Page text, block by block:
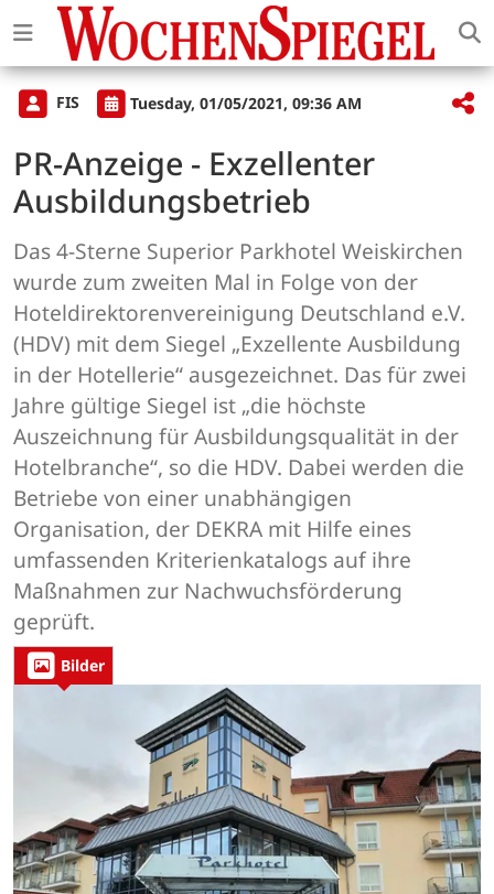
FIS Tuesday, 01/05/2021, 09:36 AM
PR-Anzeige - Exzellenter
Ausbildungsbetrieb
Das 4-Sterne Superior Parkhotel Weiskirchen
wurde zum zweiten Mal in Folge von der
Hoteldirektorenvereinigung Deutschland e.V.
(HDV) mit dem Siegel „Exzellente Ausbildung
in der Hotellerie“ ausgezeichnet. Das für zwei
Jahre gültige Siegel ist „die höchste
Auszeichnung für Ausbildungsqualität in der
Hotelbranche“, so die HDV. Dabei werden die
Betriebe von einer unabhängigen
Organisation, der DEKRA mit Hilfe eines
umfassenden Kriterienkatalogs auf ihre
Maßnahmen zur Nachwuchsförderung
geprüft.
Bilder